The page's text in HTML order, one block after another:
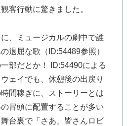
客行動に驚きました。
、ミュージカルの劇中で誰
退屈な歌（ID:54489参照）
部だとか！ ID:54490による
ェイでも、休憩後の出戻り
間稼ぎに、ストーリーとは
冒頭に配置することが多い
台裏で「さあ、皆さんロビ